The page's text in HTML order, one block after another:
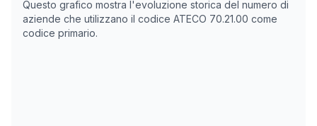
Questo grafico mostra l'evoluzione storica del numero di
aziende che utilizzano il codice ATECO 70.21.00 come
codice primario.
02/04/2025
0
17/05/2025